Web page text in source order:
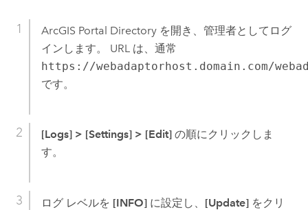
ArcGIS Portal Directory を開き、管理者としてログ
インします。 URL は、通常
https://webadaptorhost.domain.com/
です。
[Logs] > [Settings] > [Edit]の順にクリックしま
す。
ログ レベルを [INFO]に設定し、 [Update]をクリ